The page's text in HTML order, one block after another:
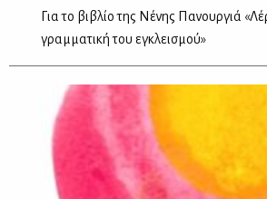
Για το βιβλίο της Νένης Πανουργιά
γραμματική του εγκλεισμού»